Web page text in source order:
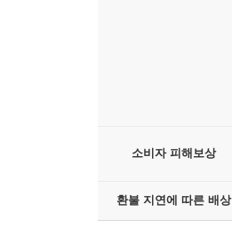
소비자 피해보상
환불 지연에 따른 배상